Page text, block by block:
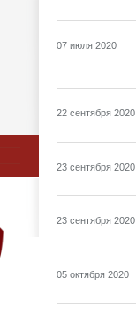
07 июля 2020
22 сентября 2020
23 сентября 2020
23 сентября 2020
05 октября 2020